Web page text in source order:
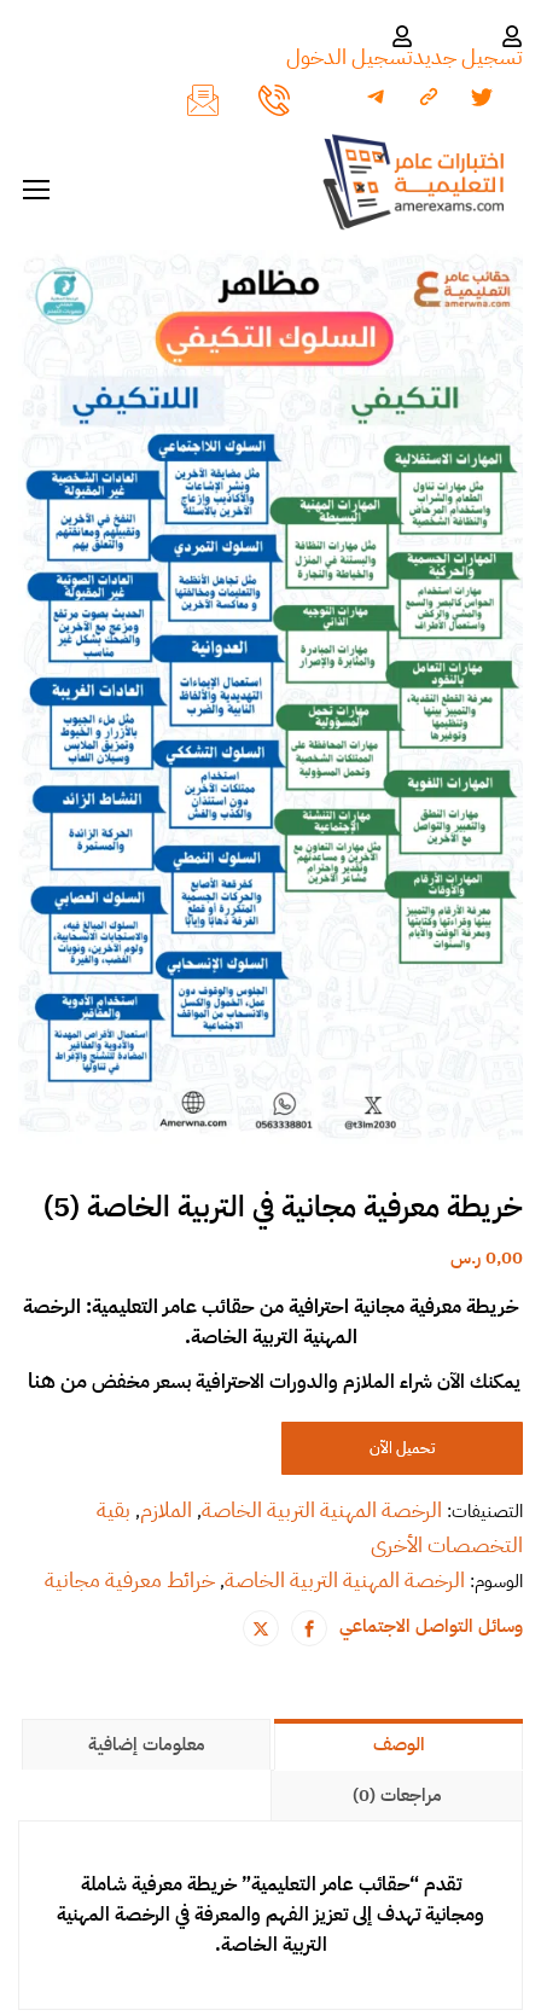
تسجيل جديدتسجيل الدخول
خريطة معرفية مجانية في التربية الخاصة (5)
0,00ر.س
خريطة معرفية مجانية احترافية من حقائب عامر التعليمية: الرخصة
المهنية التربية الخاصة.
يمكنك الآن شراء الملازم والدورات الاحترافية بسعر مخفضمن هنا
تحميل الآن
التصنيفات: الرخصة المهنية التربية الخاصة, الملازم, بقية
التخصصات الأخرى
الوسوم: الرخصة المهنية التربية الخاصة, خرائط معرفية مجانية
وسائل التواصل الاجتماعي
الوصف
معلومات إضافية
مراجعات (0)
تقدم “حقائب عامر التعليمية” خريطة معرفية شاملة
ومجانية تهدف إلى تعزيز الفهم والمعرفة في الرخصة المهنية
التربية الخاصة.